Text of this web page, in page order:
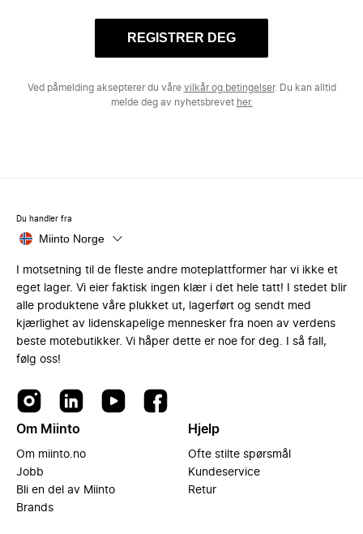
REGISTRER DEG
Ved påmelding aksepterer du våre vilkår og betingelser. Du kan alltid
melde deg av nyhetsbrevet her.
Du handler fra
Miinto Norge
I motsetning til de fleste andre moteplattformer har vi ikke et
eget lager. Vi eier faktisk ingen klær i det hele tatt! I stedet blir
alle produktene våre plukket ut, lagerført og sendt med
kjærlighet av lidenskapelige mennesker fra noen av verdens
beste motebutikker. Vi håper dette er noe for deg. I så fall,
følg oss!
Om Miinto
Om miinto.no
Jobb
Bli en del av Miinto
Brands
Hjelp
Ofte stilte spørsmål
Kundeservice
Retur